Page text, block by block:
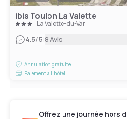
ibis Toulon La Valette
La Valette-du-Var
4.5/5|8 Avis
Annulation gratuite
Paiement à l'hôtel
Offrez une journée hors